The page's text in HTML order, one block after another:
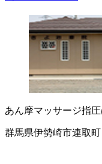
あん摩マッサージ指圧
群馬県伊勢崎市連取